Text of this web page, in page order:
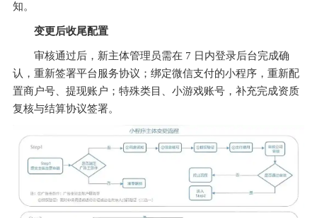
知。
变更后收尾配置
审核通过后，新主体管理员需在 7 日内登录后台完成确
认，重新签署平台服务协议；绑定微信支付的小程序，重新配
置商户号、提现账户；特殊类目、小游戏账号，补充完成资质
复核与结算协议签署。